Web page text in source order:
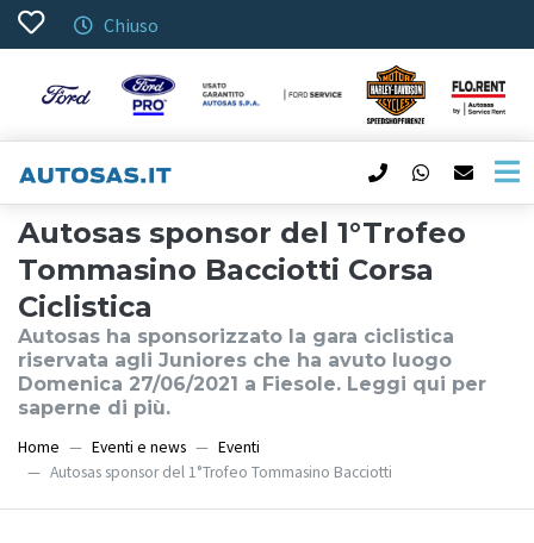
Chiuso
Autosas sponsor del 1°Trofeo
Tommasino Bacciotti Corsa
Ciclistica
Autosas ha sponsorizzato la gara ciclistica
riservata agli Juniores che ha avuto luogo
Domenica 27/06/2021 a Fiesole. Leggi qui per
saperne di più.
Home Eventi e news
Eventi
Autosas sponsor del 1°Trofeo Tommasino Bacciotti